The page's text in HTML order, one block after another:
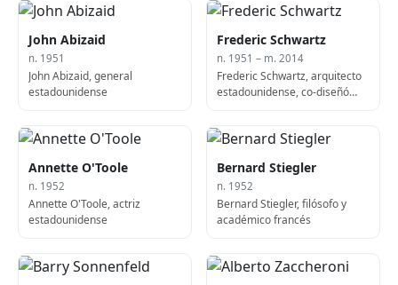
John Abizaid
n. 1951
John Abizaid, general
estadounidense
Frederic Schwartz
n. 1951 – m. 2014
Frederic Schwartz, arquitecto
estadounidense, co-diseñó
Annette O'Toole
n. 1952
Annette O'Toole, actriz
estadounidense
Bernard Stiegler
n. 1952
Bernard Stiegler, filósofo y
académico francés